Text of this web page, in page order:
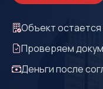
Объект остается
Проверяем
Деньги после